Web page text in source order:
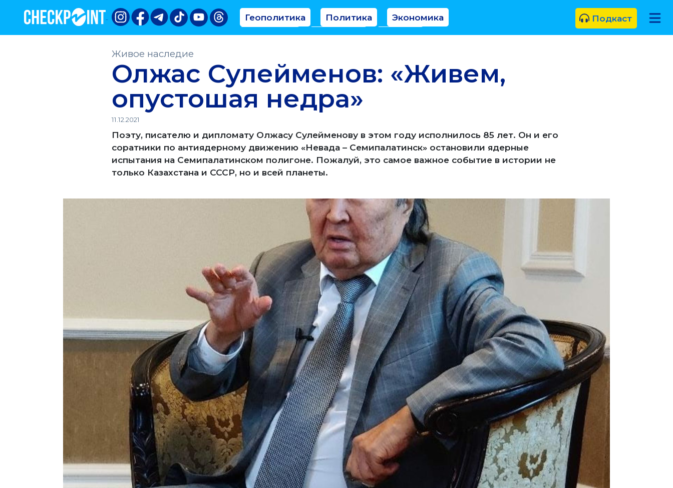
Геополитика Политика
Экономика
Аналитика
Интервью Мнение
Подкаст
Живое наследие
Олжас Сулейменов: «Живем,
опустошая недра»
11.12.2021
Поэту, писателю и дипломату Олжасу Сулейменову в этом году исполнилось 85 лет. Он и его
соратники по антиядерному движению «Невада – Семипалатинск» остановили ядерные
испытания на Семипалатинском полигоне. Пожалуй, это самое важное событие в истории не
только Казахстана и СССР, но и всей планеты.